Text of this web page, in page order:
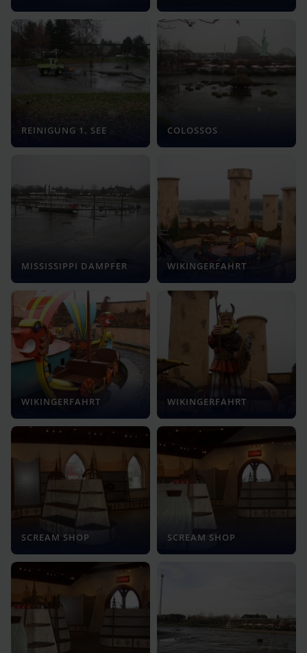
REINIGUNG 1. SEE COLOSSOS
MISSISSIPPI DAMPFER WIKINGERFAHRT
WIKINGERFAHRT WIKINGERFAHRT
SCREAM SHOP SCREAM SHOP